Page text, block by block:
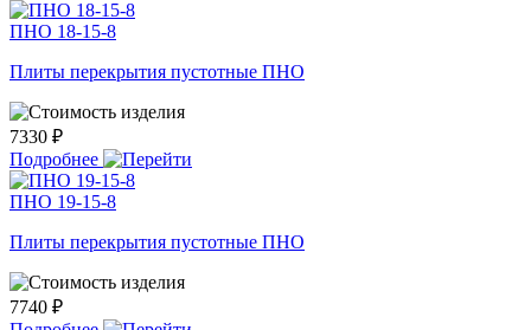
ПНО 18-15-8
Плиты перекрытия пустотные ПНО
7330 ₽
Подробнее
ПНО 19-15-8
Плиты перекрытия пустотные ПНО
7740 ₽